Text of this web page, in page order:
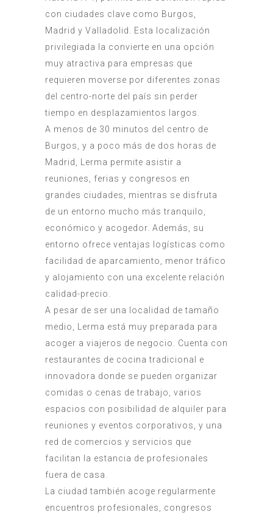
con ciudades clave como Burgos,
Madrid y Valladolid. Esta localización
privilegiada la convierte en una opción
muy atractiva para empresas que
requieren moverse por diferentes zonas
del centro-norte del país sin perder
tiempo en desplazamientos largos.
A menos de 30 minutos del centro de
Burgos, y a poco más de dos horas de
Madrid, Lerma permite asistir a
reuniones, ferias y congresos en
grandes ciudades, mientras se disfruta
de un entorno mucho más tranquilo,
económico y acogedor. Además, su
entorno ofrece ventajas logísticas como
facilidad de aparcamiento, menor tráfico
y alojamiento con una excelente relación
calidad-precio.
A pesar de ser una localidad de tamaño
medio, Lerma está muy preparada para
acoger a viajeros de negocio. Cuenta con
restaurantes de cocina tradicional e
innovadora donde se pueden organizar
comidas o cenas de trabajo, varios
espacios con posibilidad de alquiler para
reuniones y eventos corporativos, y una
red de comercios y servicios que
facilitan la estancia de profesionales
fuera de casa.
La ciudad también acoge regularmente
encuentros profesionales, congresos